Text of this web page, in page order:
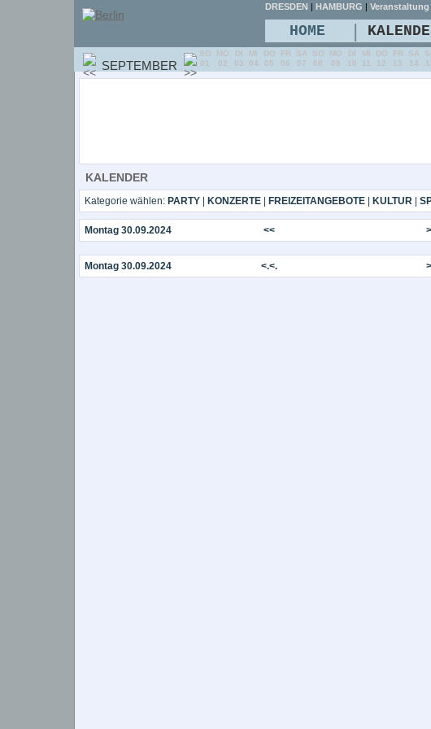
KALENDER
Kategorie wählen: PARTY| KONZERTE| FREIZEITANGEBOTE| KULTUR|
Montag 30.09.2024 <<
Montag 30.09.2024 <.<.
DRESDEN | HAMBURG |
HOME |
SEPTEMBER
SO
01
MO
02
DI
03
MI
04
DO
05
FR
06
SA
07
SO
08
MO
09
DI
10
MI
11
DO
12
FR
13
SA
14